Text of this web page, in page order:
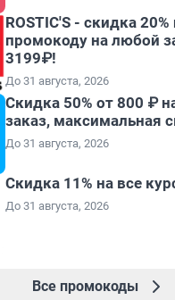
ROSTIC'S - скидка 20%
промокоду на любой
3199₽!
До 31 августа, 2026
Скидка 50% от 800 ₽
заказ, максимальная
До 31 августа, 2026
Скидка 11% на все
До 31 августа, 2026
Все промокоды